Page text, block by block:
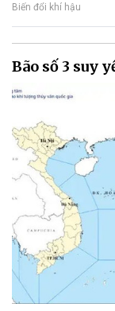
Biến đổi khí hậu
Bão số 3 suy